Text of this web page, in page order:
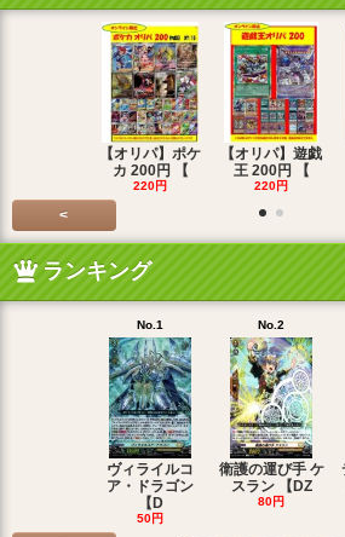
【オリパ】ポケ
カ 200円 【
220円
【オリパ】遊戯
王 200円 【
220円
<
ランキング
No.1
ヴィライルコ
ア・ドラゴン
【D
50円
No.2
衛護の運び手 ケ
スラン 【DZ
80円